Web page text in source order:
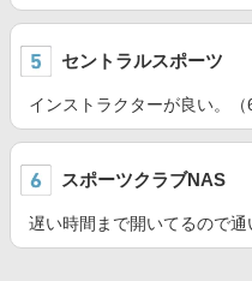
セントラルスポーツ
インストラクターが良い。（
スポーツクラブNAS
遅い時間まで開いてるので通